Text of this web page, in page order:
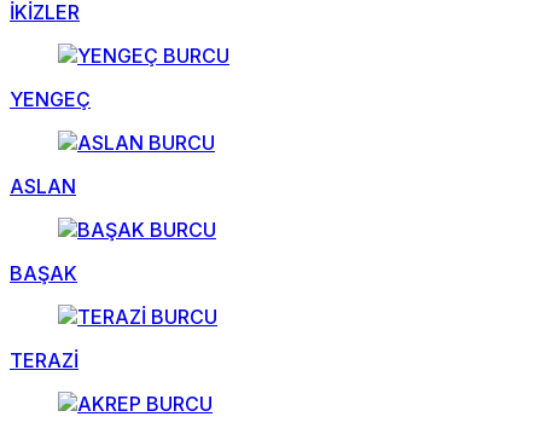
İKİZLER
YENGEÇ
ASLAN
BAŞAK
TERAZİ